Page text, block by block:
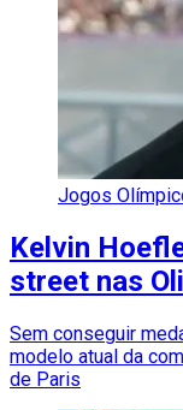
Jogos
Kelvin
street nas
Sem conseguir
modelo atual da
de Paris